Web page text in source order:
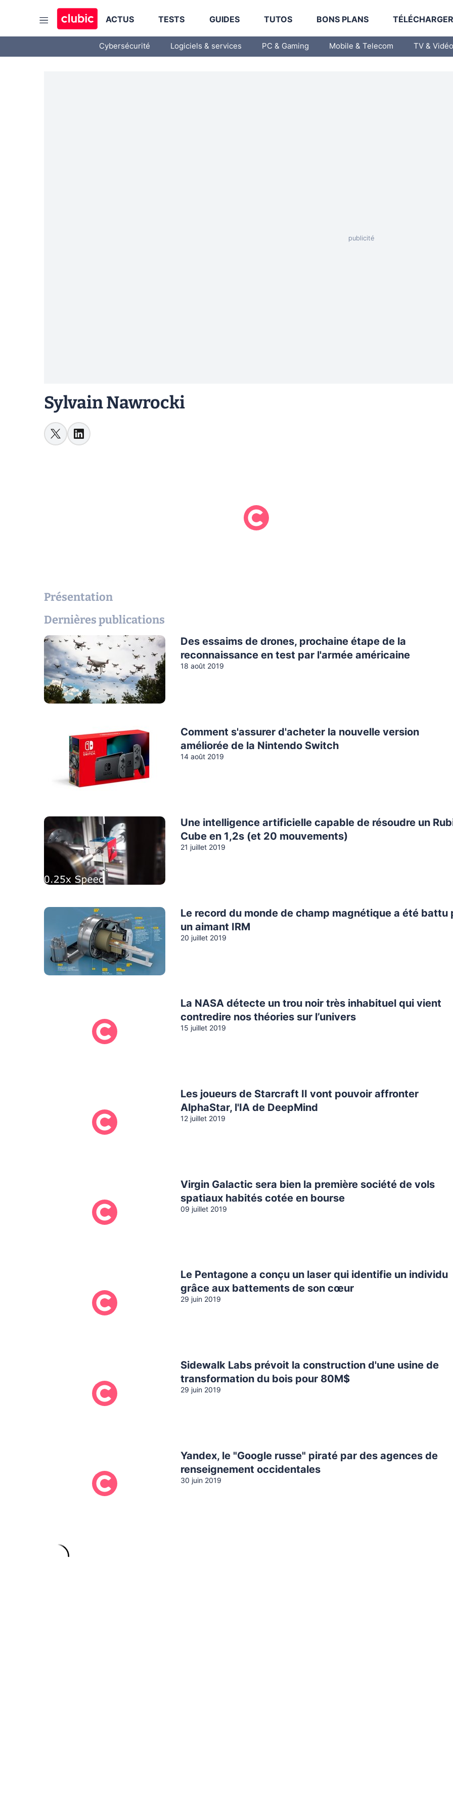
ACTUS TESTS GUIDES TUTOS BONS PLANS
Cybersécurité Logiciels & services PC & Gaming Mobile & Telecom TV & Vidéo
Sylvain Nawrocki
Présentation
Dernières publications
Des essaims de drones, prochaine étape de la
reconnaissance en test par l'armée américaine
18 août 2019
Comment s'assurer d'acheter la nouvelle version
améliorée de la Nintendo Switch
14 août 2019
Une intelligence artificielle capable de résoudre un
Cube en 1,2s (et 20 mouvements)
21 juillet 2019
Le record du monde de champ magnétique a été battu
un aimant IRM
20 juillet 2019
La NASA détecte un trou noir très inhabituel qui vient
contredire nos théories sur l’univers
15 juillet 2019
Les joueurs de Starcraft II vont pouvoir affronter
AlphaStar, l'IA de DeepMind
12 juillet 2019
Virgin Galactic sera bien la première société de vols
spatiaux habités cotée en bourse
09 juillet 2019
Le Pentagone a conçu un laser qui identifie un individu
grâce aux battements de son cœur
29 juin 2019
Sidewalk Labs prévoit la construction d'une usine de
transformation du bois pour 80M$
29 juin 2019
Yandex, le "Google russe" piraté par des agences de
renseignement occidentales
30 juin 2019